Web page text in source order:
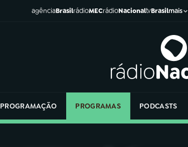
agênciaBrasilrádioMECrádioNacionaltvBrasilmais
PROGRAMAÇÃO PROGRAMAS PODCASTS